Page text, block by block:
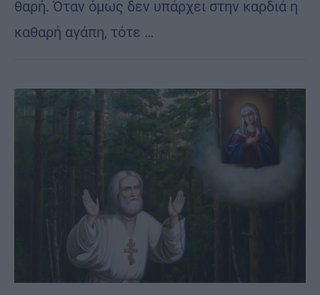
θα­ρή. Όταν όμως δεν υπάρ­χει στην καρ­διά η
κα­θα­ρή αγά­πη, τότε …